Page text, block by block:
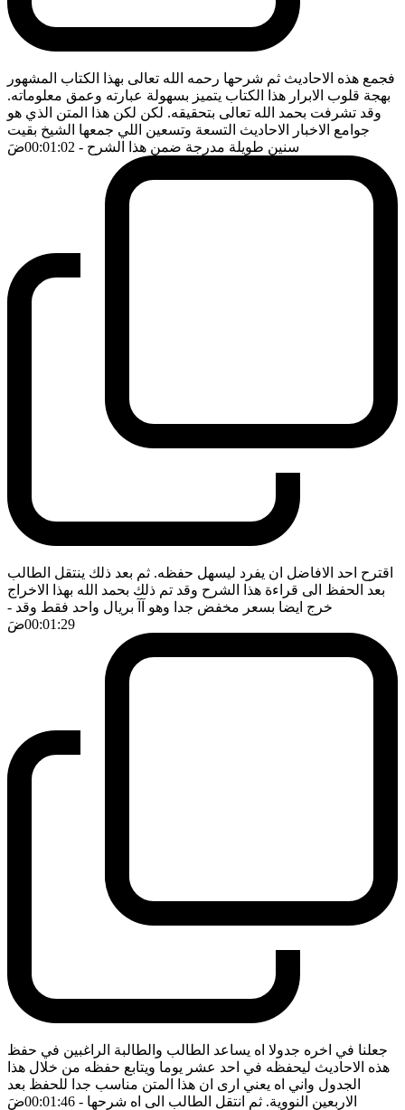
فجمع هذه الاحاديث ثم شرحها رحمه الله تعالى بهذا الكتاب المشهور
بهجة قلوب الابرار هذا الكتاب يتميز بسهولة عبارته وعمق معلوماته.
وقد تشرفت بحمد الله تعالى بتحقيقه. لكن لكن هذا المتن الذي هو
جوامع الاخبار الاحاديث التسعة وتسعين اللي جمعها الشيخ بقيت
سنين طويلة مدرجة ضمن هذا الشرح - 00:01:02 ضَ
اقترح احد الافاضل ان يفرد ليسهل حفظه. ثم بعد ذلك ينتقل الطالب
بعد الحفظ الى قراءة هذا الشرح وقد تم ذلك بحمد الله بهذا الاخراج
خرج ايضا بسعر مخفض جدا وهو آآ بريال واحد فقط وقد -
00:01:29ضَ
جعلنا في اخره جدولا اه يساعد الطالب والطالبة الراغبين في حفظ
هذه الاحاديث ليحفظه في احد عشر يوما ويتابع حفظه من خلال هذا
الجدول واني اه يعني ارى ان هذا المتن مناسب جدا للحفظ بعد
الاربعين النووية. ثم انتقل الطالب الى اه شرحها - 00:01:46 ضَ